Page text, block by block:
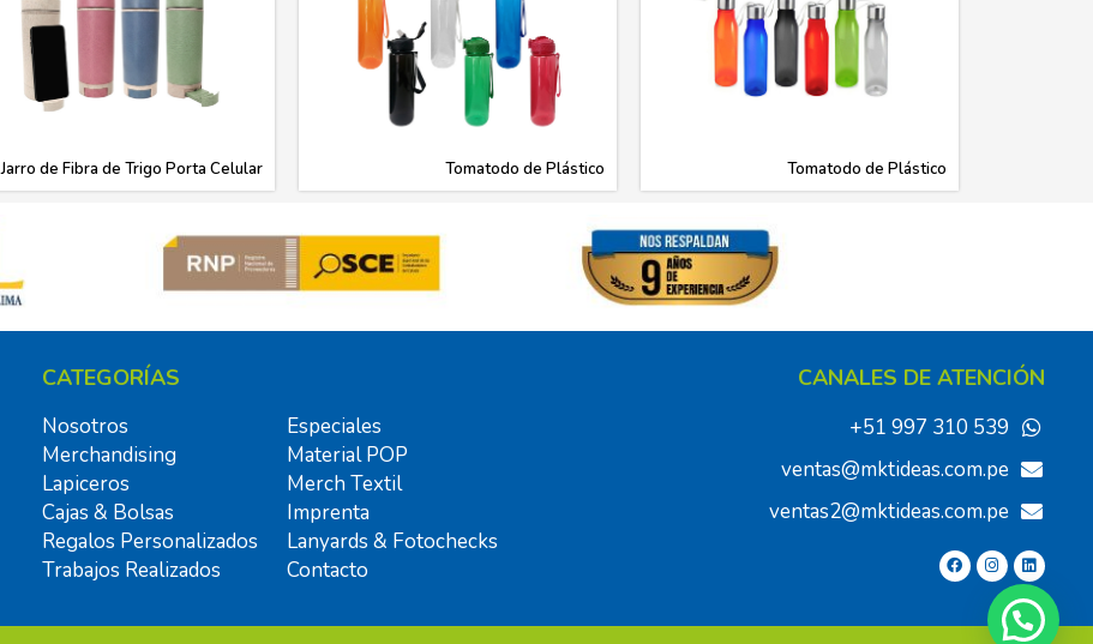
Jarro de Fibra de Trigo Porta Celular Tomatodo de Plástico Tomatodo de Plástico
CATEGORÍAS
Nosotros
Especiales
Merchandising
Material POP
Lapiceros
Merch Textil
Cajas & Bolsas
Imprenta
Regalos Personalizados
Lanyards & Fotochecks
Trabajos Realizados
Contacto
CANALES DE ATENCIÓN
+51 997 310 539
ventas@mktideas.com.pe
ventas2@mktideas.com.pe